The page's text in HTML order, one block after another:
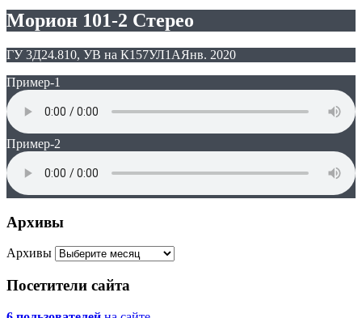
Морион 101-2 Стерео
ГУ 3Д24.810, УВ на К157УЛ1АЯнв. 2020
Пример-1
Пример-2
Архивы
Архивы
Посетители сайта